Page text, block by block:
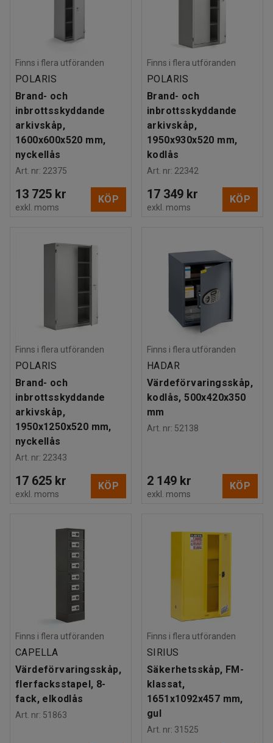
Finns i flera utföranden
POLARIS
Brand- och
inbrottsskyddande
arkivskåp,
1600x600x520 mm,
nyckellås
Art. nr: 22375
13 725 kr
exkl. moms
KÖP
Finns i flera utföranden
POLARIS
Brand- och
inbrottsskyddande
arkivskåp,
1950x930x520 mm,
kodlås
Art. nr: 22342
17 349 kr
exkl. moms
KÖP
Finns i flera utföranden
POLARIS
Brand- och
inbrottsskyddande
arkivskåp,
1950x1250x520 mm,
nyckellås
Art. nr: 22343
17 625 kr
exkl. moms
KÖP
Finns i flera utföranden
HADAR
Värdeförvaringsskåp,
kodlås, 500x420x350
mm
Art. nr: 52138
2 149 kr
exkl. moms
KÖP
Finns i flera utföranden
CAPELLA
Värdeförvaringsskåp,
flerfacksstapel, 8-
fack, elkodlås
Art. nr: 51863
Finns i flera utföranden
SIRIUS
Säkerhetsskåp, FM-
klassat,
1651x1092x457 mm,
gul
Art. nr: 31525